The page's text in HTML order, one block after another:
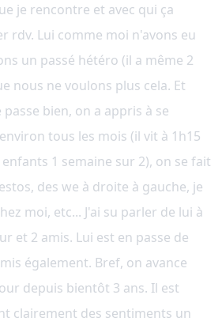
je rencontre et avec qui ça
rdv. Lui comme moi n'avons eu
un passé hétéro (il a même 2
nous ne voulons plus cela. Et
bien, on a appris à se
tous les mois (il vit à 1h15
1 semaine sur 2), on se fait
des we à droite à gauche, je
moi, etc... J'ai su parler de lui à
et 2 amis. Lui est en passe de
également. Bref, on avance
depuis bientôt 3 ans. Il est
clairement des sentiments un